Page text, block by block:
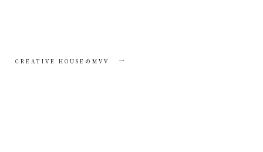
CREATIVE HOUSEのMVV